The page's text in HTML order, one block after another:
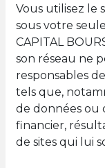
Vous utilisez le
sous votre
CAPITAL
son réseau ne
responsables
tels que,
de données ou
financier,
de sites qui lui